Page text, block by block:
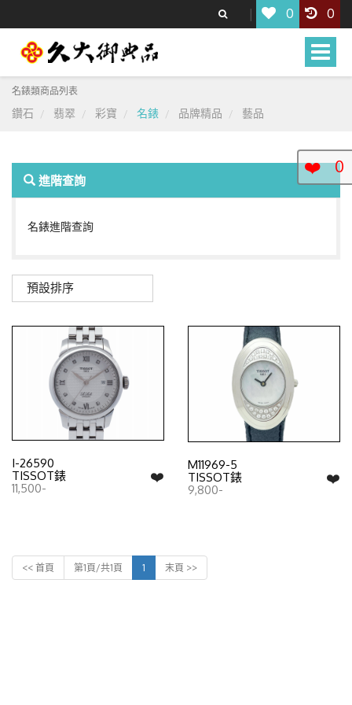
0 0
Toggle
名錶類商品列表
鑽石 翡翠 彩寶 名錶 品牌精品 藝品
進階查詢
名錶進階查詢
預設排序
I-26590
❤️
TISSOT錶
11,500-
M11969-5
❤️
TISSOT錶
9,800-
<< 首頁 第1頁/共1頁 1 末頁 >>
❤️ 0